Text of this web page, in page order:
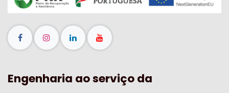
Engenharia ao serviço da